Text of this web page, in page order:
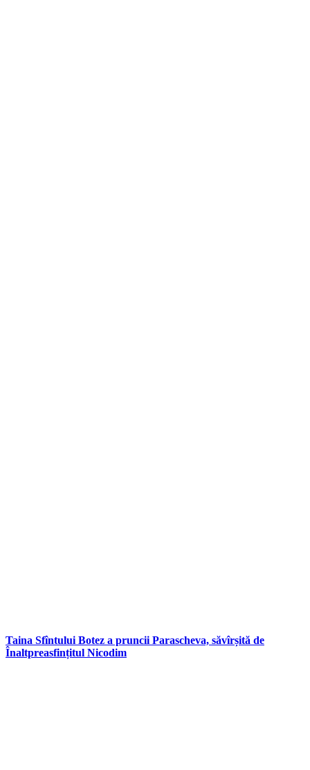
Taina Sfîntului Botez a pruncii Parascheva, săvîrșită de
Înaltpreasfințitul Nicodim